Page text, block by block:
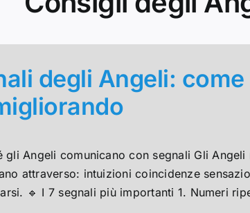
degli Angeli:
gli Angeli comunicano con segnali Gli
attraverso: intuizioni coincidenze
🔹 I 7 segnali più importanti 1. Numeri